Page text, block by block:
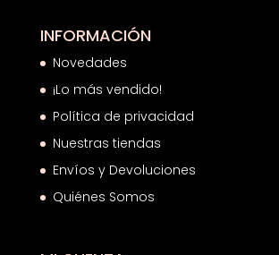
INFORMACIÓN
Novedades
¡Lo más vendido!
Política de privacidad
Nuestras tiendas
Envíos y Devoluciones
Quiénes Somos